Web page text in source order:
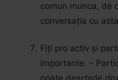
comun munca, de
conversația cu
Fiți pro activ și
importante. –